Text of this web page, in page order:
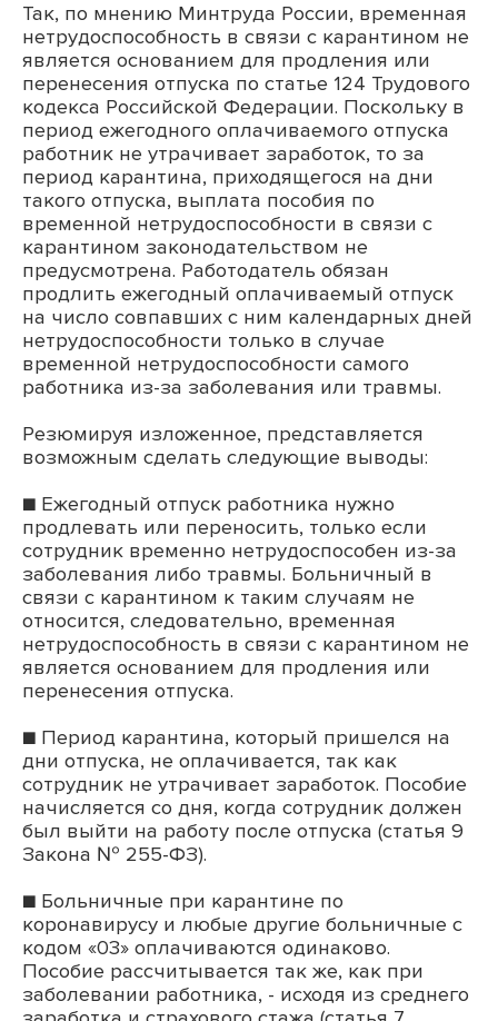
Так, по мнению Минтруда России, временная
нетрудоспособность в связи с карантином не
является основанием для продления или
перенесения отпуска по статье 124 Трудового
кодекса Российской Федерации. Поскольку в
период ежегодного оплачиваемого отпуска
работник не утрачивает заработок, то за
период карантина, приходящегося на дни
такого отпуска, выплата пособия по
временной нетрудоспособности в связи с
карантином законодательством не
предусмотрена. Работодатель обязан
продлить ежегодный оплачиваемый отпуск
на число совпавших с ним календарных дней
нетрудоспособности только в случае
временной нетрудоспособности самого
работника из-за заболевания или травмы.
Резюмируя изложенное, представляется
возможным сделать следующие выводы:
■ Ежегодный отпуск работника нужно
продлевать или переносить, только если
сотрудник временно нетрудоспособен из-за
заболевания либо травмы. Больничный в
связи с карантином к таким случаям не
относится, следовательно, временная
нетрудоспособность в связи с карантином не
является основанием для продления или
перенесения отпуска.
■ Период карантина, который пришелся на
дни отпуска, не оплачивается, так как
сотрудник не утрачивает заработок. Пособие
начисляется со дня, когда сотрудник должен
был выйти на работу после отпуска (статья 9
Закона № 255-ФЗ).
■ Больничные при карантине по
коронавирусу и любые другие больничные с
кодом «03» оплачиваются одинаково.
Пособие рассчитывается так же, как при
заболевании работника, - исходя из среднего